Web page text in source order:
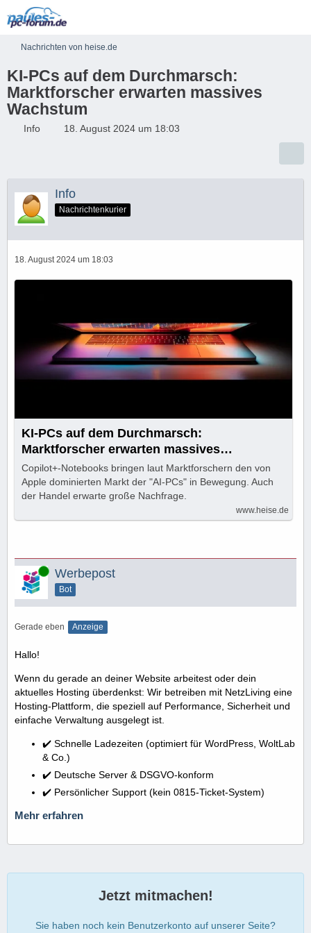
Nachrichten von heise.de
KI-PCs auf dem Durchmarsch:
Marktforscher erwarten massives
Wachstum
Info 18. August 2024 um 18:03
Info
Nachrichtenkurier
18. August 2024 um 18:03
KI-PCs auf dem Durchmarsch:
Marktforscher erwarten massives
Wachstum
Copilot+-Notebooks bringen laut Marktforschern den von
Apple dominierten Markt der "AI-PCs" in Bewegung. Auch
der Handel erwarte große Nachfrage.
www.heise.de
Online Werbepost
Bot
Gerade eben Anzeige
Hallo!
Wenn du gerade an deiner Website arbeitest oder dein
aktuelles Hosting überdenkst: Wir betreiben mit NetzLiving eine
Hosting-Plattform, die speziell auf Performance, Sicherheit und
einfache Verwaltung ausgelegt ist.
✔️ Schnelle Ladezeiten (optimiert für WordPress, WoltLab
& Co.)
✔️ Deutsche Server & DSGVO-konform
✔️ Persönlicher Support (kein 0815-Ticket-System)
Mehr erfahren
Jetzt mitmachen!
Sie haben noch kein Benutzerkonto auf unserer Seite?